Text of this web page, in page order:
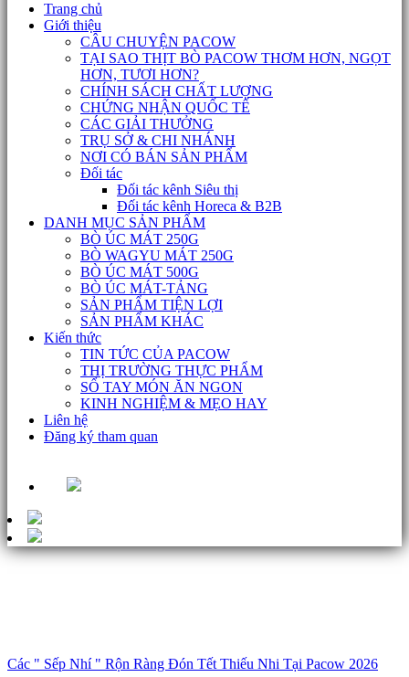
Trang chủ
Giới thiệu
CÂU CHUYỆN PACOW
TẠI SAO THỊT BÒ PACOW THƠM HƠN, NGỌT
HƠN, TƯƠI HƠN?
CHÍNH SÁCH CHẤT LƯỢNG
CHỨNG NHẬN QUỐC TẾ
CÁC GIẢI THƯỞNG
TRỤ SỞ & CHI NHÁNH
NƠI CÓ BÁN SẢN PHẨM
Đối tác
Đối tác kênh Siêu thị
Đối tác kênh Horeca & B2B
DANH MỤC SẢN PHẨM
BÒ ÚC MÁT 250G
BÒ WAGYU MÁT 250G
BÒ ÚC MÁT 500G
BÒ ÚC MÁT-TẢNG
SẢN PHẨM TIỆN LỢI
SẢN PHẨM KHÁC
Kiến thức
TIN TỨC CỦA PACOW
THỊ TRƯỜNG THỰC PHẨM
SỔ TAY MÓN ĂN NGON
KINH NGHIỆM & MẸO HAY
Liên hệ
Đăng ký tham quan
Các " Sếp Nhí " Rộn Ràng Đón Tết Thiếu Nhi Tại Pacow 2026